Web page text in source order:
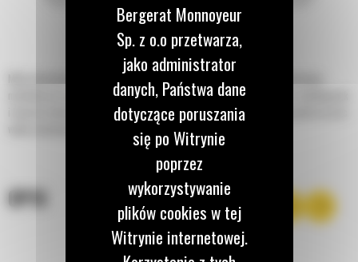
Młoty hydrauliczne Cat®, przeznaczone do ładowarek o sterowaniu burtowym,
miniładowarek gąsienicowych, kompaktowych ładowarek gąsienicowych, minikoparek
i koparko-ładowarek, umożliwiają rozbijanie z maksymalną wydajnością podczas prac
wyburzeniowych, budowlanych i drogowych.
OPIS
Bergerat Monnoyeur
Sp. z o.o przetwarza,
jako administrator
danych, Państwa dane
dotyczące poruszania
się po Witrynie
poprzez
wykorzystywanie
plików cookies w tej
Witrynie internetowej.